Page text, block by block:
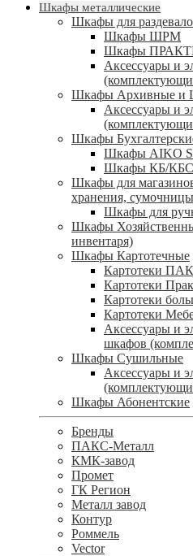
Шкафы металлические
Шкафы для
Шкафы ШРМ
Шкафы
Аксессуары и
Шкафы Архивные и
Аксессуары и
Шкафы
Шкафы AIKO
Шкафы КБ/КБС
Шкафы для
хранения,
Шкафы для
Шкафы
инвентаря)
Шкафы Картотечные
Картотеки
Картотеки
Картотеки
Картотеки
Аксессуары и
шкафов
Шкафы Сушильные
Аксессуары и
Шкафы Абонентские
Бренды
ПАКС-Металл
КМК-завод
Промет
ГК Регион
Металл завод
Контур
Роммель
Vector